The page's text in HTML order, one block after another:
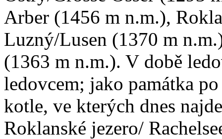
Arber (1456 m n.m.),
Luzný/Lusen (1370 m
(1363 m n.m.). V době
ledovcem; jako památka
kotle, ve kterých dnes
Roklanské jezero/